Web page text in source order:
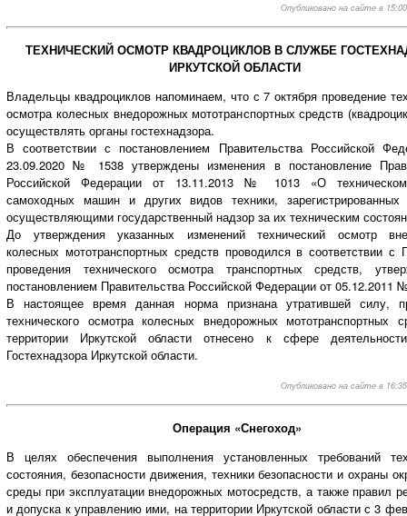
Опубликовано на сайте в
ТЕХНИЧЕСКИЙ ОСМОТР КВАДРОЦИКЛОВ В СЛУЖБЕ
ИРКУТСКОЙ ОБЛАСТИ
Владельцы квадроциклов напоминаем, что с 7 октября проведение
осмотра колесных внедорожных мототранспортных средств
осуществлять органы гостехнадзора.
В соответствии с постановлением Правительства Российской
23.09.2020 № 1538 утверждены изменения в постановление
Российской Федерации от 13.11.2013 № 1013 «О
самоходных машин и других видов техники, зарегистрированных
осуществляющими государственный надзор за их техническим
До утверждения указанных изменений технический осмотр
колесных мототранспортных средств проводился в соответствии с
проведения технического осмотра транспортных средств,
постановлением Правительства Российской Федерации от 05.12.2011
В настоящее время данная норма признана утратившей силу,
технического осмотра колесных внедорожных мототранспортных
территории Иркутской области отнесено к сфере
Гостехнадзора Иркутской области.
Опубликовано на сайте в
Операция «Снегоход»
В целях обеспечения выполнения установленных требований
состояния, безопасности движения, техники безопасности и охраны
среды при эксплуатации внедорожных мотосредств, а также правил
и допуска к управлению ими, на территории Иркутской области с 3